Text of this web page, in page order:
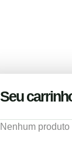
Seu
Nenhum